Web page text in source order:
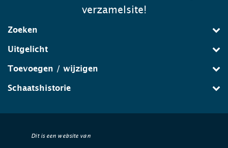
verzamelsite!
Zoeken
Uitgelicht
Toevoegen / wijzigen
Schaatshistorie
Dit is een website van